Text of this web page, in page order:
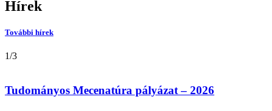
Hírek
További hírek
1/3
Tudományos Mecenatúra pályázat – 2026